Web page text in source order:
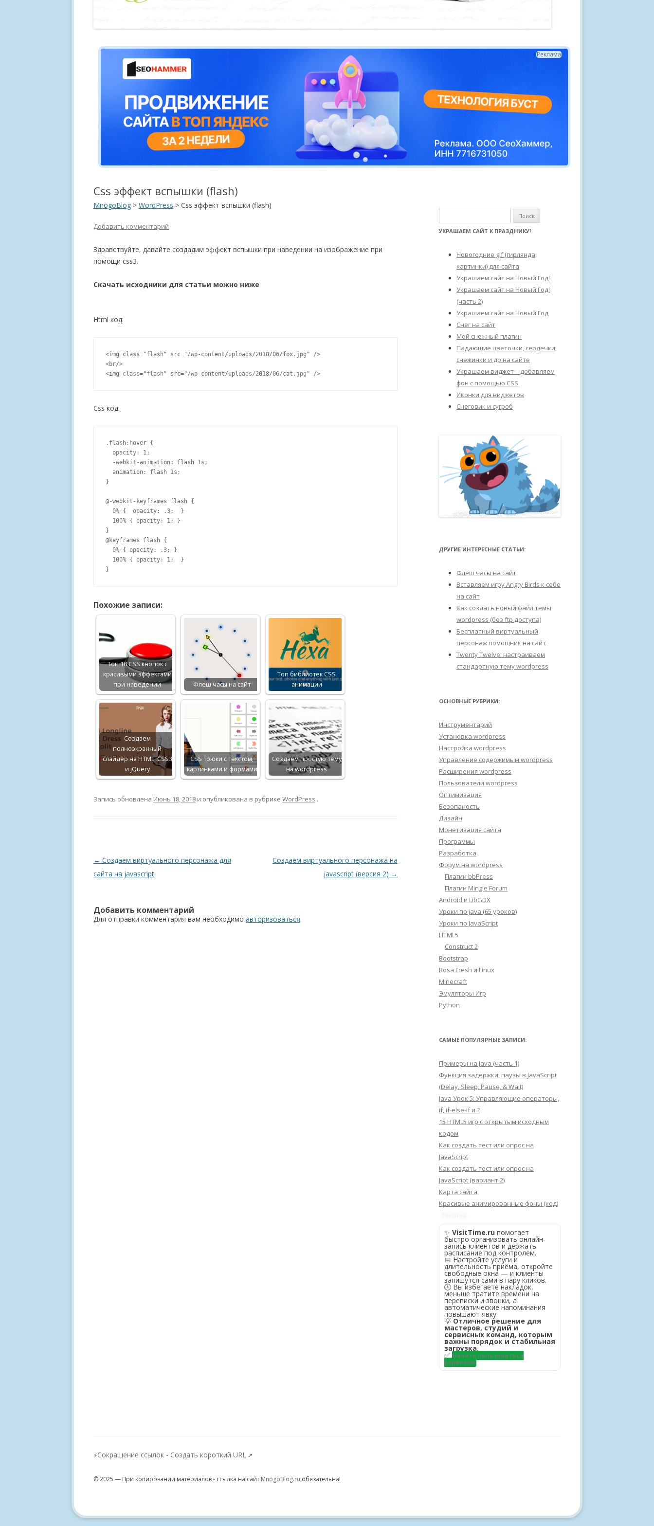
Реклама
Css эффект вспышки (flash)
MnogoBlog > WordPress > Css эффект вспышки (flash)
Добавить комментарий
Здравствуйте, давайте создадим эффект вспышки при наведении на изображение при
помощи css3.
Скачать исходники для статьи можно ниже
Html код:
<img class="flash" src="/wp-content/uploads/2018/06/fox.jpg" />
<br/>
Css код:
.flash:hover {
  opacity: 1;
  -webkit-animation: flash 1s;
  animation: flash 1s;
}
@-webkit-keyframes flash {
  0% {  opacity: .3;  }
  100% { opacity: 1; }
}
@keyframes flash {
  0% { opacity: .3; }
  100% { opacity: 1;  }
Похожие записи:
Топ 10 CSS кнопок с
красивыми эффектами
при наведении
Флеш часы на сайт
Топ библиотек CSS
анимации
Создаем
полноэкранный
слайдер на HTML, CSS3
и jQuery
CSS трюки с текстом,
картинками и формами
Создаем простую тему
на wordpress
Запись обновлена Июнь 18, 2018 и опубликована в рубрике WordPress .
Навигация
по
← Создаем виртуального персонажа для
сайта на javascript
Создаем виртуального персонажа на
javascript (версия 2) →
Добавить комментарий
Для отправки комментария вам необходимо авторизоваться.
а
УКРАШАЕМ САЙТ К ПРАЗДНИКУ!
Новогодние gif (гирлянда,
картинки) для сайта
Украшаем сайт на Новый Год!
Украшаем сайт на Новый Год!
(часть 2)
Украшаем сайт на Новый Год
Снег на сайт
Мой снежный плагин
Падающие цветочки, сердечки,
снежинки и др на сайте
Украшаем виджет – добавляем
фон с помощью CSS
Иконки для виджетов
Снеговик и сугроб
ДРУГИЕ ИНТЕРЕСНЫЕ СТАТЬИ:
Флеш часы на сайт
Вставляем игру Angry Birds к себе
на сайт
Как создать новый файл темы
wordpress (без ftp доступа)
Бесплатный виртуальный
персонаж помощник на сайт
Twenty Twelve: настраиваем
стандартную тему wordpress
ОСНОВНЫЕ РУБРИКИ:
Инструментарий
Установка wordpress
Настройка wordpress
Управление содержимым wordpress
Расширения wordpress
Пользователи wordpress
Оптимизация
Безопаность
Дизайн
Монетизация сайта
Программы
Разработка
Форум на wordpress
Плагин bbPress
Плагин Mingle Forum
Android и LibGDX
Уроки по java (65 уроков)
Уроки по JavaScript
HTML5
Construct 2
Bootstrap
Rosa Fresh и Linux
Minecraft
Эмуляторы Игр
Python
САМЫЕ ПОПУЛЯРНЫЕ ЗАПИСИ:
Примеры на Java (часть 1)
Функция задержки, паузы в JavaScript
(Delay, Sleep, Pause, & Wait)
Java Урок 5: Управляющие операторы,
if, if-else-if и ?
15 HTML5 игр с открытым исходным
кодом
Как создать тест или опрос на
JavaScript
Как создать тест или опрос на
JavaScript (вариант 2)
Карта сайта
Красивые анимированные фоны (код)
✨ VisitTime.ru помогает
быстро организовать онлайн-
запись клиентов и держать
расписание под контролем.
📅 Настройте услуги и
длительность приёма, откройте
свободные окна — и клиенты
запишутся сами в пару кликов.
🕒 Вы избегаете накладок,
меньше тратите времени на
переписки и звонки, а
автоматические напоминания
повышают явку.
💡 Отличное решение для
мастеров, студий и
сервисных команд, которым
важны порядок и стабильная
загрузка.
✅ Начать пользоваться
сервисом
⚡Сокращение ссылок - Создать короткий URL ↗
© 2025 — При копировании материалов - ссылка на сайт MnogoBlog.ru обязательна!